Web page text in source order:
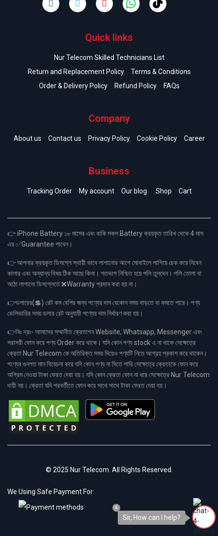
Quick links
Nur Telecom Skilled Technicians List
Return and Replacement Policy
Terms & Conditions
Order & Delivery Policy
Refund Policy FAQs
Company
About us Contact us Privacy Policy Cookie Policy Career
Business
Tracking Order My account Our blog Shop Cart
👉 iPhone Battery ১৮ মাসের এবং বাকি সকল Battery ক্রয়কৃত তারিখ থেকে 4 মাস
এর ✅Guarantee পাবেন।
👉 আপনার ক্রয়কৃত ডিসপ্লে স্থায়ী ভাবে লাগানোর আগে মোবাইলে লাগিয়ে চেক করে নিবেন
কালার এবং অন্যান্য বিষয় ঠিক আছে কিনা। শতভাগ নিশ্চিত হয়ে পলি তুলবেন। পলি তোলা বা
আঠা লাগানো ডিসপ্লেতে ❌Warranty প্রদান করা হয় না।
👉ডলারের(💲) রেট কম বেশির জন্য পণ্যের দাম যেকোন সময় বাড়তে বা কমতে পারে। পণ্য
ডেলিভারির সময় ডলার রেট অনুযায়ী পণ্যের দাম নির্ধারণ করা হয়।
👉বিঃ দ্রঃ- আমাদের সম্মানীত ক্রেতাগন Website, Whatsapp, Messenger এবং
সরাসরী ফোন করে পণ্য Order করে থাকে। যদি কোন পণ্য stock এ না থাকে সেক্ষেত্রে
ক্রেতা Nur Telecom কে অতিরিক্ত সময় দিয়েও পণ্যটি নিতে আগ্রহ প্রকাশ করে থাকেন।
পণ্যের গুনগত মান বিবেচনা করে যদি কোন পণ্য না দিতে পারি সেক্ষেত্রে ক্রেতাকে ফোন করে
অগ্রিম নেওয়া টাকা ফেরত দেয়া হয়। যদি কোন ক্রেতা ফোন না ধরে সেক্ষেত্রে Nur Telecom
দায়ী নয়। ক্রেতা যদি পরবর্তীতে ফোন করে সাথে সাথে টাকা ফেরত দেয়া হয়।
© 2025 Nur Telecom. All Rights Reserved.
We Using Safe Payment For:
Sir, How can I help?
x